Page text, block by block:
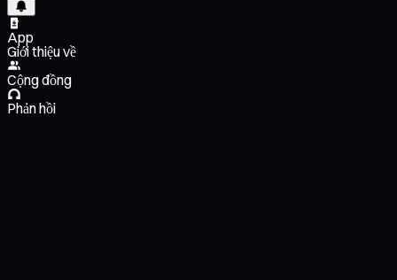
App
Giới thiệu về
Cộng đồng
Phản hồi